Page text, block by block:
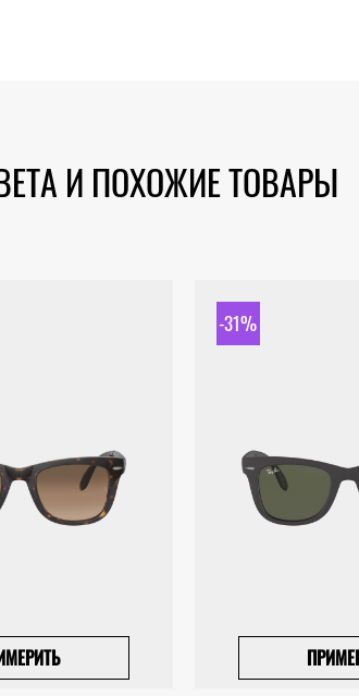
И ПОХОЖИЕ ТОВАРЫ
-31%